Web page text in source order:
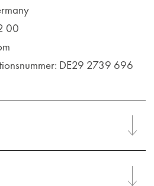
00
DE29 2739 696